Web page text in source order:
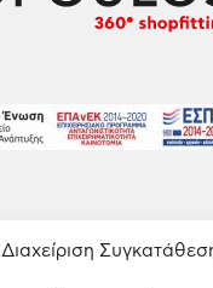
Διαχείριση